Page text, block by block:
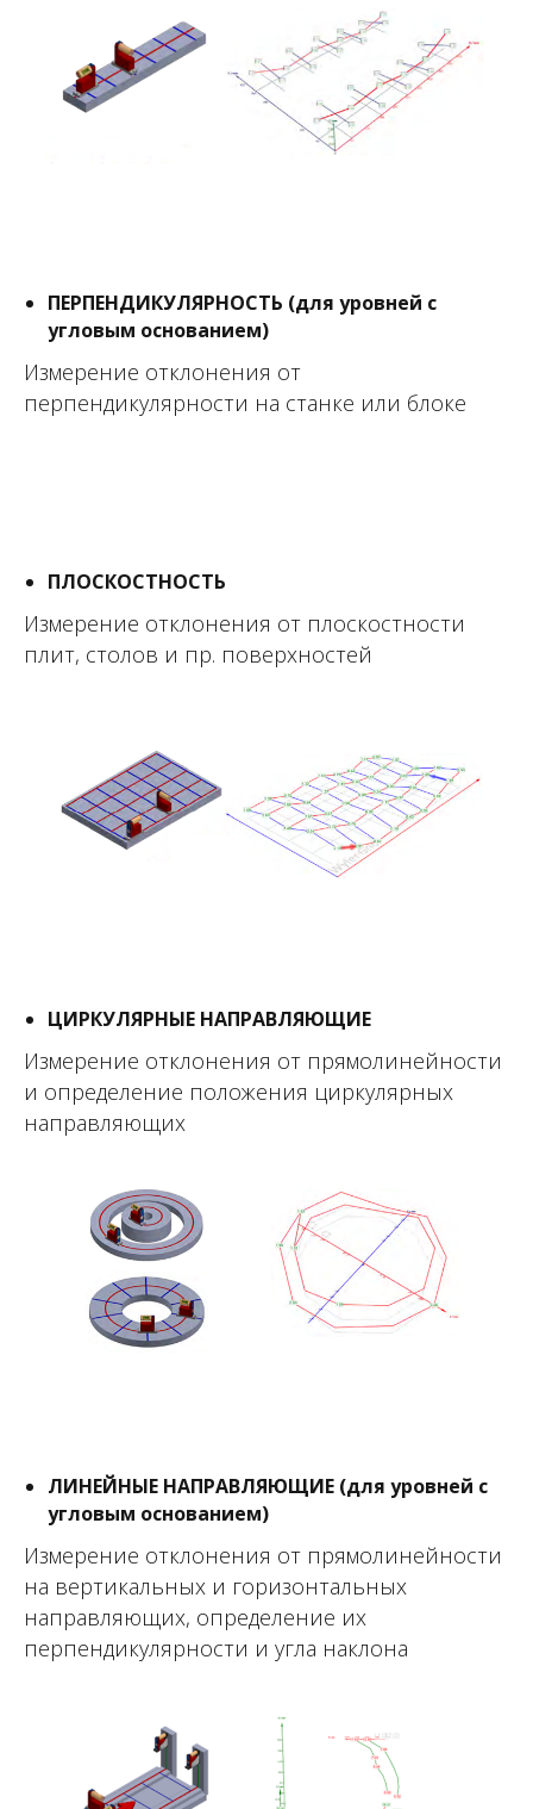
ПЕРПЕНДИКУЛЯРНОСТЬ (для уровней с
угловым основанием)
Измерение отклонения от
перпендикулярности на станке или блоке
ПЛОСКОСТНОСТЬ
Измерение отклонения от плоскостности
плит, столов и пр. поверхностей
ЦИРКУЛЯРНЫЕ НАПРАВЛЯЮЩИЕ
Измерение отклонения от прямолинейности
и определение положения циркулярных
направляющих
Измерение отклонения от прямолинейности
на вертикальных и горизонтальных
направляющих, определение их